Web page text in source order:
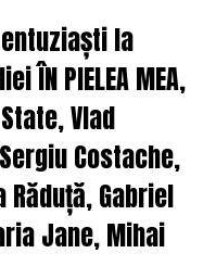
la
ÎN PIELEA MEA,
Vlad
Costache,
Răduță, Gabriel
Jane, Mihai